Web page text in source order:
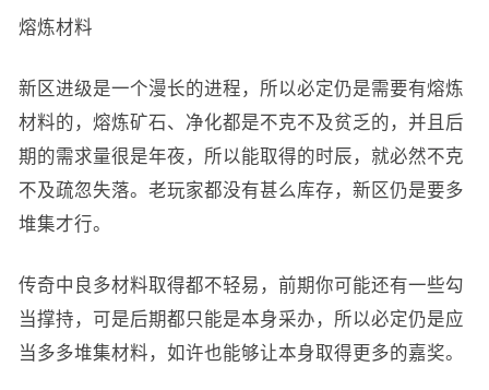
熔炼材料
新区进级是一个漫长的进程，所以必定仍是需要有熔炼
材料的，熔炼矿石、净化都是不克不及贫乏的，并且后
期的需求量很是年夜，所以能取得的时辰，就必然不克
不及疏忽失落。老玩家都没有甚么库存，新区仍是要多
堆集才行。
传奇中良多材料取得都不轻易，前期你可能还有一些勾
当撑持，可是后期都只能是本身采办，所以必定仍是应
当多多堆集材料，如许也能够让本身取得更多的嘉奖。